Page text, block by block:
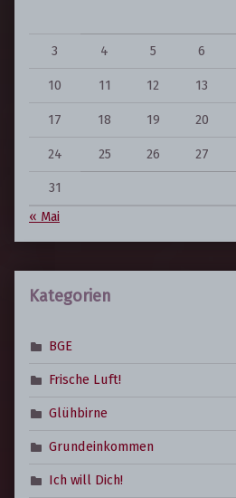
3 4 5 6
10 11 12 13
17 18 19 20
24 25 26 27
31
« Mai
Kategorien
BGE
Frische Luft!
Glühbirne
Grundeinkommen
Ich will Dich!